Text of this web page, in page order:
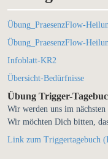
Übung_PraesenzFlow-
Übung_PraesenzFlow-
Infoblatt-KR2
Übersicht-Bedürfnisse
Übung Trigger-
Wir werden uns im
Wir möchten Dich bitten,
Link zum Triggertagebuch